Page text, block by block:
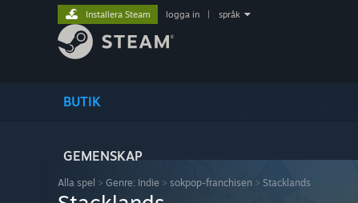
BUTIK
GEMENSKAP
Installera Steam logga in språk
Alla spel > Genre: Indie > sokpop-franchisen > Stacklands